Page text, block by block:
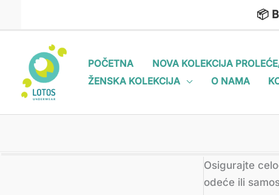
📦
POČETNA NOVA KOLEKCIJA
ŽENSKA KOLEKCIJA
O NAMA
Osigurajte
odeće ili